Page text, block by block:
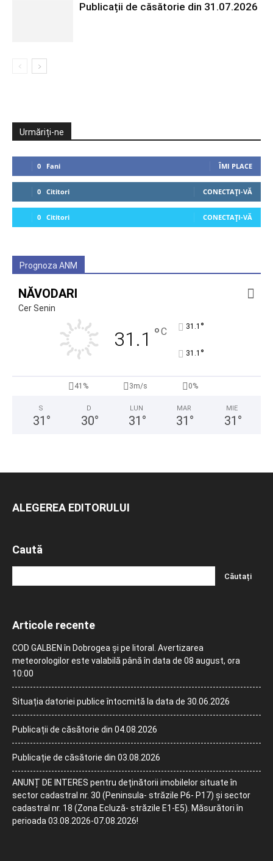
Publicații de căsătorie din 31.07.2026
Urmăriți-ne
0 Fani ÎMI PLACE
0 Cititori CONECTAȚI-VĂ
0 Cititori CONECTAȚI-VĂ
Prognoza ANM
NĂVODARI
Cer Senin
31.1 °C 31.1 °
31.1 °
41% 3m/s 0%
S
31 °
D
30°
LUN
31 °
MAR
31 °
MIE
31 °
ALEGEREA EDITORULUI
Caută
Articole recente
COD GALBEN în Dobrogea și pe litoral. Avertizarea
meteorologilor este valabilă până în data de 08 august, ora
10:00
Situația datoriei publice întocmită la data de 30.06.2026
Publicații de căsătorie din 04.08.2026
Publicație de căsătorie din 03.08.2026
ANUNȚ DE INTERES pentru deținătorii imobilelor situate în
sector cadastral nr. 30 (Peninsula- străzile P6- P17) și sector
cadastral nr. 18 (Zona Ecluză- străzile E1-E5). Măsurători în
perioada 03.08.2026-07.08.2026!